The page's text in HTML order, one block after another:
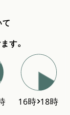
て
す。